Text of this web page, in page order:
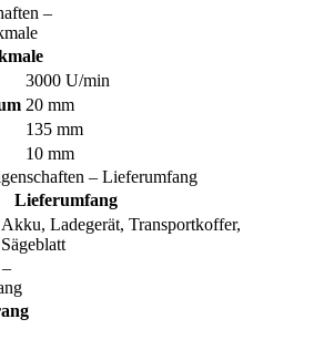
–
3000 U/min
20 mm
135 mm
10 mm
– Lieferumfang
Lieferumfang
Akku, Ladegerät, Transportkoffer,
Sägeblatt